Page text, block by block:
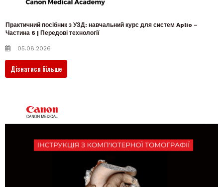
Практичний посібник з УЗД: навчальний курс для систем Aplio –
Частина 6 | Передові технології
05.08.2026
Дізнатися більше